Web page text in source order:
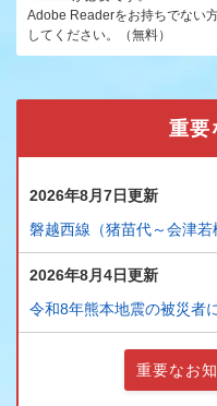
Adobe Readerをお持ちでない
してください。（無料）
重要
2026年8月7日更新
磐越西線（猪苗代～会津
2026年8月4日更新
令和8年熊本地震の被災者
重要なお